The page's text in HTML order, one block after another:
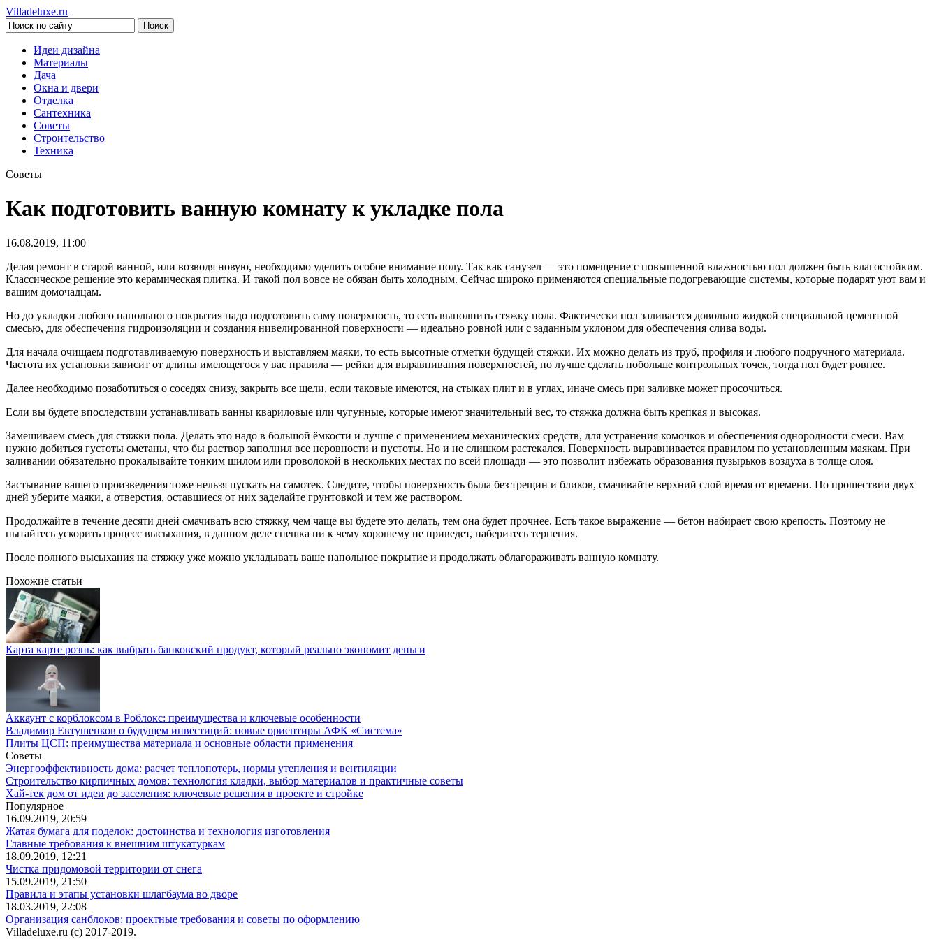
Villadeluxe.ru
Идеи дизайна
Материалы
Дача
Окна и двери
Отделка
Сантехника
Советы
Строительство
Техника
Советы
Как подготовить ванную комнату к укладке пола
16.08.2019, 11:00
Делая ремонт в старой ванной, или возводя новую, необходимо уделить особое внимание полу. Так как санузел — это помещение с повышенной влажностью пол должен быть влагостойким.
Классическое решение это керамическая плитка. И такой пол вовсе не обязан быть холодным. Сейчас широко применяются специальные подогревающие системы, которые подарят уют вам и
вашим домочадцам.
Но до укладки любого напольного покрытия надо подготовить саму поверхность, то есть выполнить стяжку пола. Фактически пол заливается довольно жидкой специальной цементной
смесью, для обеспечения гидроизоляции и создания нивелированной поверхности — идеально ровной или с заданным уклоном для обеспечения слива воды.
Для начала очищаем подготавливаемую поверхность и выставляем маяки, то есть высотные отметки будущей стяжки. Их можно делать из труб, профиля и любого подручного материала.
Частота их установки зависит от длины имеющегося у вас правила — рейки для выравнивания поверхностей, но лучше сделать побольше контрольных точек, тогда пол будет ровнее.
Далее необходимо позаботиться о соседях снизу, закрыть все щели, если таковые имеются, на стыках плит и в углах, иначе смесь при заливке может просочиться.
Если вы будете впоследствии устанавливать ванны квариловые или чугунные, которые имеют значительный вес, то стяжка должна быть крепкая и высокая.
Замешиваем смесь для стяжки пола. Делать это надо в большой ёмкости и лучше с применением механических средств, для устранения комочков и обеспечения однородности смеси. Вам
нужно добиться густоты сметаны, что бы раствор заполнил все неровности и пустоты. Но и не слишком растекался. Поверхность выравнивается правилом по установленным маякам. При
заливании обязательно прокалывайте тонким шилом или проволокой в нескольких местах по всей площади — это позволит избежать образования пузырьков воздуха в толще слоя.
Застывание вашего произведения тоже нельзя пускать на самотек. Следите, чтобы поверхность была без трещин и бликов, смачивайте верхний слой время от времени. По прошествии двух
дней уберите маяки, а отверстия, оставшиеся от них заделайте грунтовкой и тем же раствором.
Продолжайте в течение десяти дней смачивать всю стяжку, чем чаще вы будете это делать, тем она будет прочнее. Есть такое выражение — бетон набирает свою крепость. Поэтому не
пытайтесь ускорить процесс высыхания, в данном деле спешка ни к чему хорошему не приведет, наберитесь терпения.
После полного высыхания на стяжку уже можно укладывать ваше напольное покрытие и продолжать облагораживать ванную комнату.
Похожие статьи
Карта карте рознь: как выбрать банковский продукт, который реально экономит деньги
Аккаунт с корблоксом в Роблокс: преимущества и ключевые особенности
Владимир Евтушенков о будущем инвестиций: новые ориентиры АФК «Система»
Плиты ЦСП: преимущества материала и основные области применения
Советы
Энергоэффективность дома: расчет теплопотерь, нормы утепления и вентиляции
Строительство кирпичных домов: технология кладки, выбор материалов и практичные советы
Хай-тек дом от идеи до заселения: ключевые решения в проекте и стройке
Популярное
16.09.2019, 20:59
Жатая бумага для поделок: достоинства и технология изготовления
Главные требования к внешним штукатуркам
18.09.2019, 12:21
Чистка придомовой территории от снега
15.09.2019, 21:50
Правила и этапы установки шлагбаума во дворе
18.03.2019, 22:08
Организация санблоков: проектные требования и советы по оформлению
Villadeluxe.ru (c) 2017-2019.